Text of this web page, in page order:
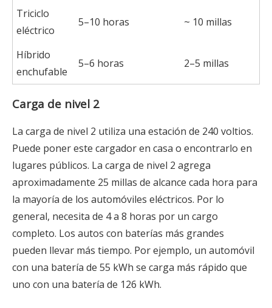
Triciclo
eléctrico
5–10 horas ~ 10 millas
Híbrido
enchufable
5–6 horas 2–5 millas
Carga de nivel 2
La carga de nivel 2 utiliza una estación de 240 voltios.
Puede poner este cargador en casa o encontrarlo en
lugares públicos. La carga de nivel 2 agrega
aproximadamente 25 millas de alcance cada hora para
la mayoría de los automóviles eléctricos. Por lo
general, necesita de 4 a 8 horas por un cargo
completo. Los autos con baterías más grandes
pueden llevar más tiempo. Por ejemplo, un automóvil
con una batería de 55 kWh se carga más rápido que
uno con una batería de 126 kWh.